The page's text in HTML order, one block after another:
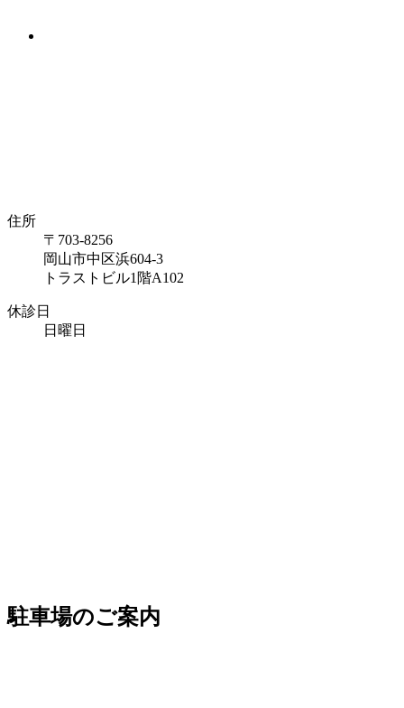
住所
〒703-8256
岡山市中区浜604-3
トラストビル1階A102
休診日
日曜日
駐車場のご案内